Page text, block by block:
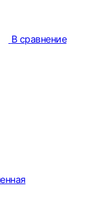
В сравнение